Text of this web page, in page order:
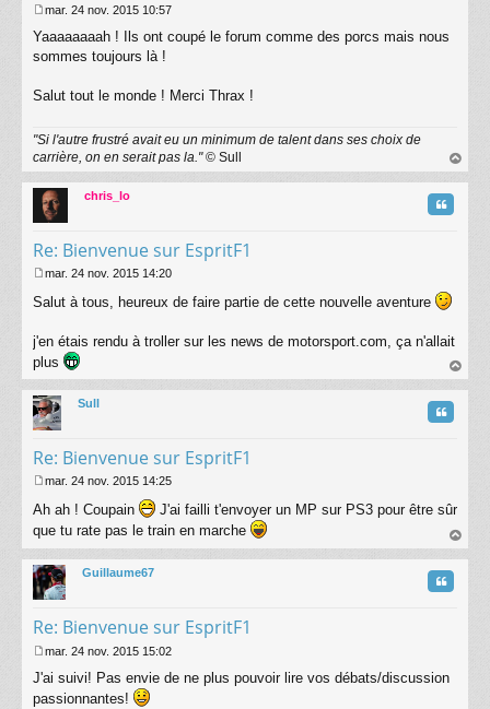
e
s
a
g
mar. 24 nov. 2015 10:57
Yaaaaaaaah ! Ils ont coupé le forum comme des porcs mais nous
sommes toujours là !
Salut tout le monde ! Merci Thrax !
"Si l'autre frustré avait eu un minimum de talent dans ses choix de
carrière, on en serait pas la."© Sull
au
chris_lo
Re: Bienvenue sur EspritF1
Citation
e
g
mar. 24 nov. 2015 14:20
Salut à tous, heureux de faire partie de cette nouvelle aventure
j'en étais rendu à troller sur les news de motorsport.com, ça n'allait
plus
au
Sull
Re: Bienvenue sur EspritF1
Citation
e
s
a
g
e
mar. 24 nov. 2015 14:25
Ah ah ! Coupain
J'ai failli t'envoyer un MP sur PS3 pour être sûr
que tu rate pas le train en marche
au
Guillaume67
Re: Bienvenue sur EspritF1
Citation
e
s
mar. 24 nov. 2015 15:02
J'ai suivi! Pas envie de ne plus pouvoir lire vos débats/discussion
passionnantes!